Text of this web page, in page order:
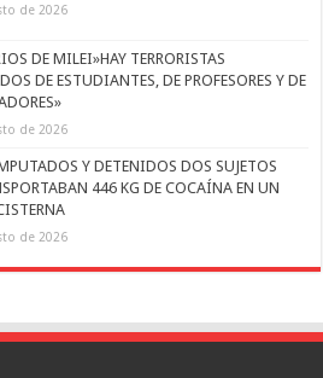
de 2026
DE MILEI»HAY TERRORISTAS
DE ESTUDIANTES, DE PROFESORES Y DE
de 2026
Y DETENIDOS DOS SUJETOS
446 KG DE COCAÍNA EN UN
de 2026